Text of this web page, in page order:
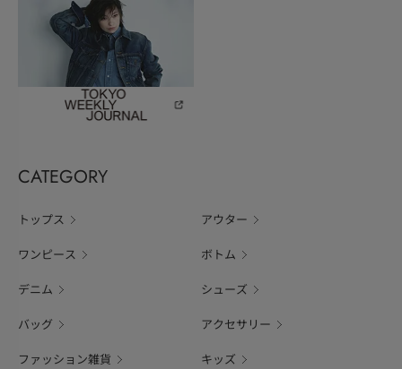
CATEGORY
トップス アウター
ワンピース ボトム
デニム シューズ
バッグ アクセサリー
ファッション雑貨 キッズ